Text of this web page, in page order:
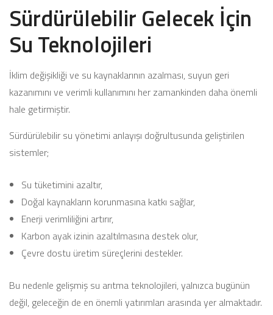
Sürdürülebilir Gelecek İçin
Su Teknolojileri
İklim değişikliği ve su kaynaklarının azalması, suyun geri
kazanımını ve verimli kullanımını her zamankinden daha önemli
hale getirmiştir.
Sürdürülebilir su yönetimi anlayışı doğrultusunda geliştirilen
sistemler;
Su tüketimini azaltır,
Doğal kaynakların korunmasına katkı sağlar,
Enerji verimliliğini artırır,
Karbon ayak izinin azaltılmasına destek olur,
Çevre dostu üretim süreçlerini destekler.
Bu nedenle gelişmiş su arıtma teknolojileri, yalnızca bugünün
değil, geleceğin de en önemli yatırımları arasında yer almaktadır.